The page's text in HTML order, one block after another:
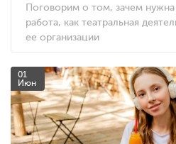
Поговорим о том, зачем нужна
работа, как театральная
ее организации
01
Июн